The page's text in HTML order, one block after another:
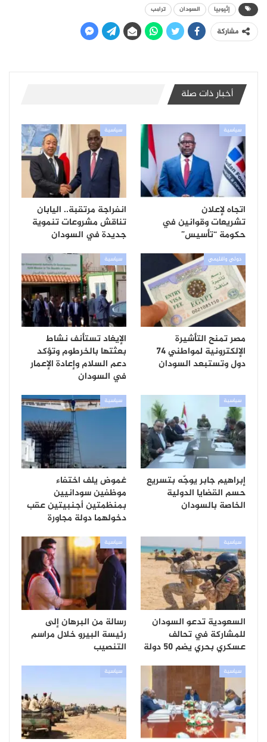
إثيوبيا السودان ترامب
مشاركة
أخبار ذات صلة
سياسية
اتجاه لإعلان
تشريعات وقوانين في
حكومة “تأسيس”
سياسية
انفراجة مرتقبة.. اليابان
تناقش مشروعات تنموية
جديدة في السودان
دولي واقليمي
مصر تمنح التأشيرة
الإلكترونية لمواطني 74
دول وتستبعد السودان
سياسية
الإيغاد تستأنف نشاط
بعثتها بالخرطوم وتؤكد
دعم السلام وإعادة الإعمار
في السودان
سياسية
إبراهيم جابر يوجّه بتسريع
حسم القضايا الدولية
الخاصة بالسودان
سياسية
غموض يلف اختفاء
موظفين سودانيين
بمنظمتين أجنبيتين عقب
دخولهما دولة مجاورة
سياسية
السعودية تدعو السودان
للمشاركة في تحالف
عسكري بحري يضم 50 دولة
سياسية
رسالة من البرهان إلى
رئيسة البيرو خلال مراسم
التنصيب
سياسية سياسية